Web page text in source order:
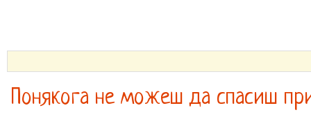
Понякога не можеш да спасиш